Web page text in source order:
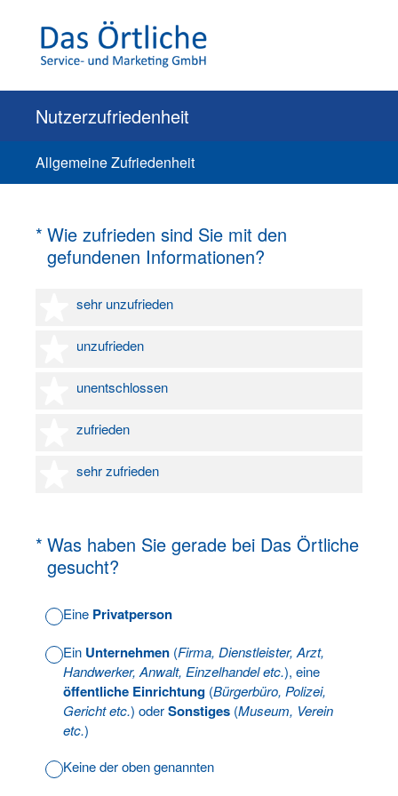
Nutzerzufriedenheit
Allgemeine Zufriedenheit
* Wie zufrieden sind Sie mit den
gefundenen Informationen?
(Erforderlich.)
sehr unzufrieden
1 Stern
unzufrieden
2 Sterne
unentschlossen
3 Sterne
zufrieden
4 Sterne
sehr zufrieden
5 Sterne
* Was haben Sie gerade bei Das Örtliche
gesucht?
(Erforderlich.)
Eine Privatperson
Ein Unternehmen (Firma, Dienstleister, Arzt,
Handwerker, Anwalt, Einzelhandel etc.), eine
öffentliche Einrichtung (Bürgerbüro, Polizei,
Gericht etc.) oderSonstiges (Museum, Verein
etc.)
Keine der oben genannten